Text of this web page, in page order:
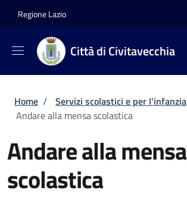
Regione Lazio
Città di Civitavecchia
Briciole di pane
Home / Servizi scolastici e per l'infanzia
Andare alla mensa scolastica
Andare alla mensa
scolastica